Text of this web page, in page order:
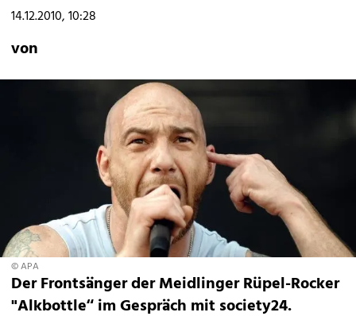
14.12.2010, 10:28
von
© APA
Der Frontsänger der Meidlinger Rüpel-Rocker
"Alkbottle“ im Gespräch mit society24.